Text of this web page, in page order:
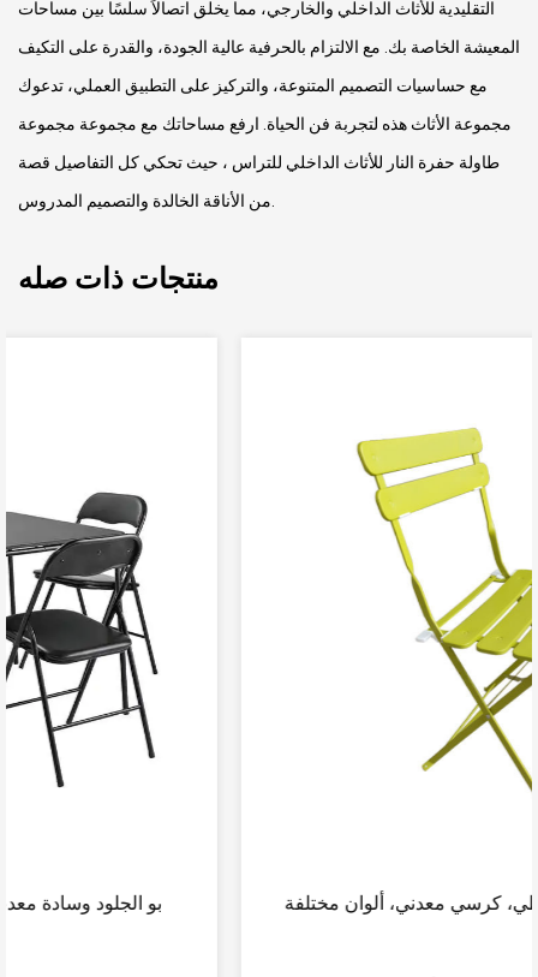
التقليدية للأثاث الداخلي والخارجي، مما يخلق اتصالاً سلسًا بين مساحات
المعيشة الخاصة بك. مع الالتزام بالحرفية عالية الجودة، والقدرة على التكيف
مع حساسيات التصميم المتنوعة، والتركيز على التطبيق العملي، تدعوك
مجموعة الأثاث هذه لتجربة فن الحياة. ارفع مساحاتك مع مجموعة مجموعة
طاولة حفرة النار للأثاث الداخلي للتراس ، حيث تحكي كل التفاصيل قصة
منتجات ذات صله
كرسي طعام قابل للطي، كرسي معدني، ألوان مختلفة